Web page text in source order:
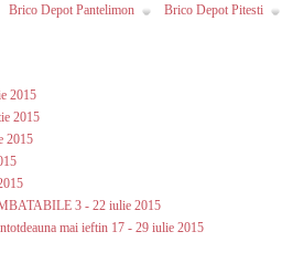
Brico Depot Pantelimon Brico Depot Pitesti
2015
2015
2015
3 - 22 iulie 2015
mai ieftin 17 - 29 iulie 2015